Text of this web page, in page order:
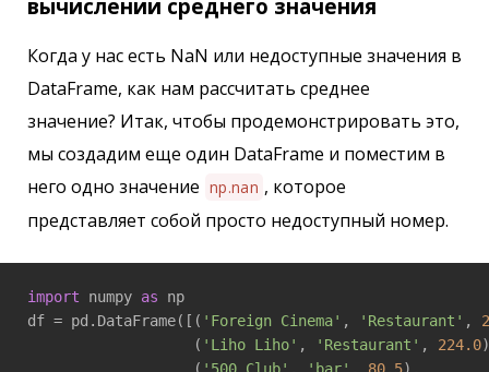
вычислении среднего значения
Когда у нас есть NaN или недоступные значения в
DataFrame, как нам рассчитать среднее
значение? Итак, чтобы продемонстрировать это,
мы создадим еще один DataFrame и поместим в
него одно значение np.nan , которое
представляет собой просто недоступный номер.
import numpy as np
df = pd.DataFrame([( 'Foreign Cinema' , 'Restaurant' ,
                   (
'Liho Liho' , 'Restaurant' , 224.0